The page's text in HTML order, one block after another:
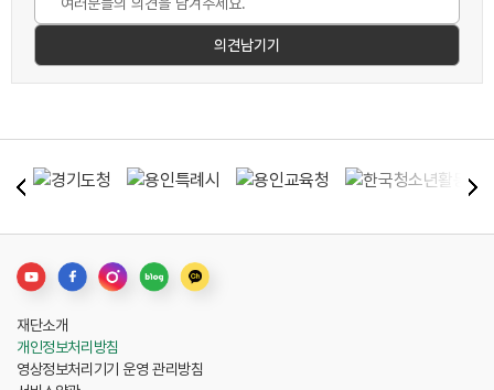
재단소개
개인정보처리방침
영상정보처리기기 운영 관리방침